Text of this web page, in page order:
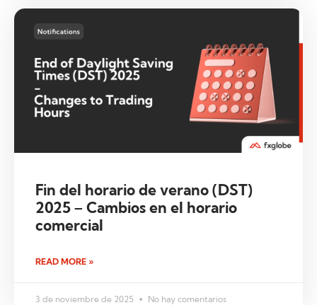
Fin del horario de verano (DST)
2025 – Cambios en el horario
comercial
READ MORE »
3 de noviembre de 2025 No hay comentarios